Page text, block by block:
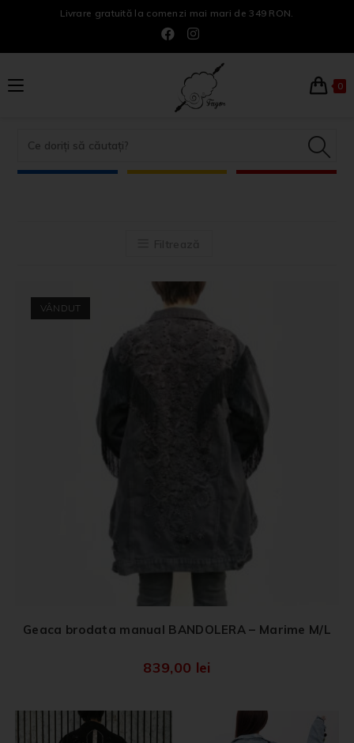
Livrare gratuită la comenzi mai mari de 349 RON.
0
VÂNDUT
Geaca brodata manual BANDOLERA – Marime M/L
839,00 lei